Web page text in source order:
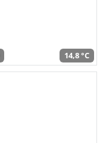
14,8 °C